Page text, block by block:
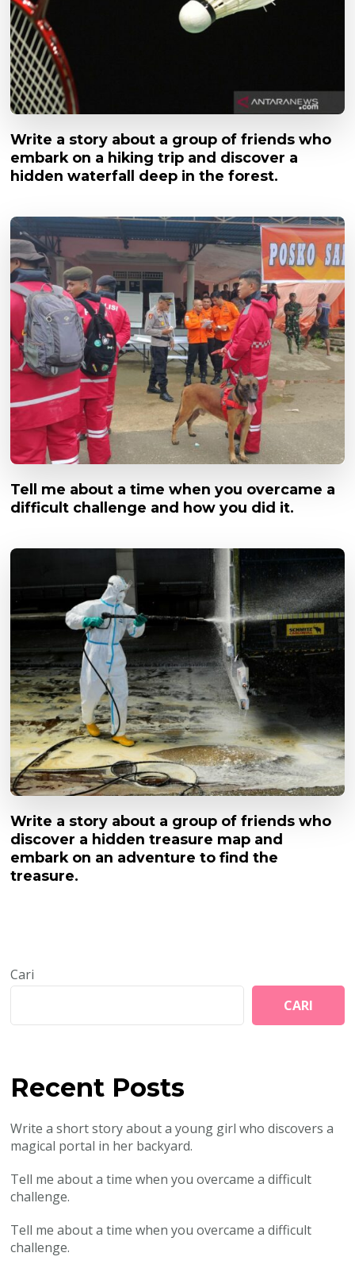
Write a story about a group of friends who
embark on a hiking trip and discover a
hidden waterfall deep in the forest.
Tell me about a time when you overcame a
difficult challenge and how you did it.
Write a story about a group of friends who
discover a hidden treasure map and
embark on an adventure to find the
treasure.
Cari
CARI
Recent Posts
Write a short story about a young girl who discovers a
magical portal in her backyard.
Tell me about a time when you overcame a difficult
challenge.
Tell me about a time when you overcame a difficult
challenge.